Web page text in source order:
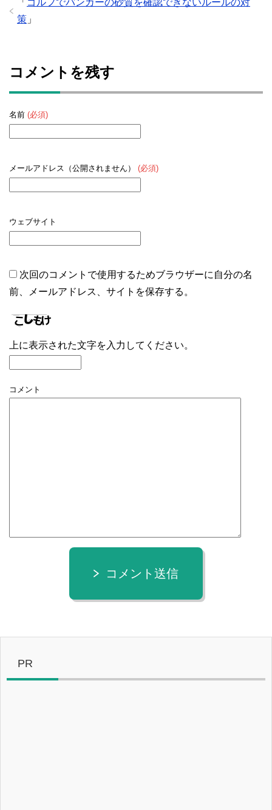
「 ゴルフでバンカーの砂質を確認できないルールの対
策 」
コメントを残す
名前 (必須)
メールアドレス（公開されません） (必須)
ウェブサイト
次回のコメントで使用するためブラウザーに自分の名
前、メールアドレス、サイトを保存する。
上に表示された文字を入力してください。
コメント
コメント送信
PR